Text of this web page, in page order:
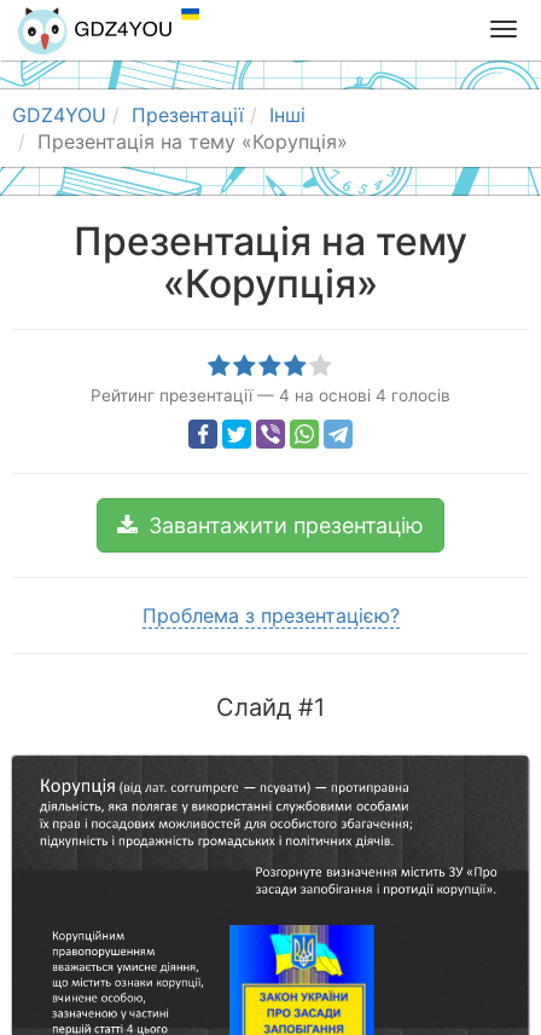
T
o
g
e
n
GDZ4YOU Презентації
Інші
Презентація на тему «Корупція»
Презентація на тему
«Корупція»
Рейтинг презентації — 4 на основі 4 голосів
Завантажити презентацію
Проблема з презентацією?
Слайд #1